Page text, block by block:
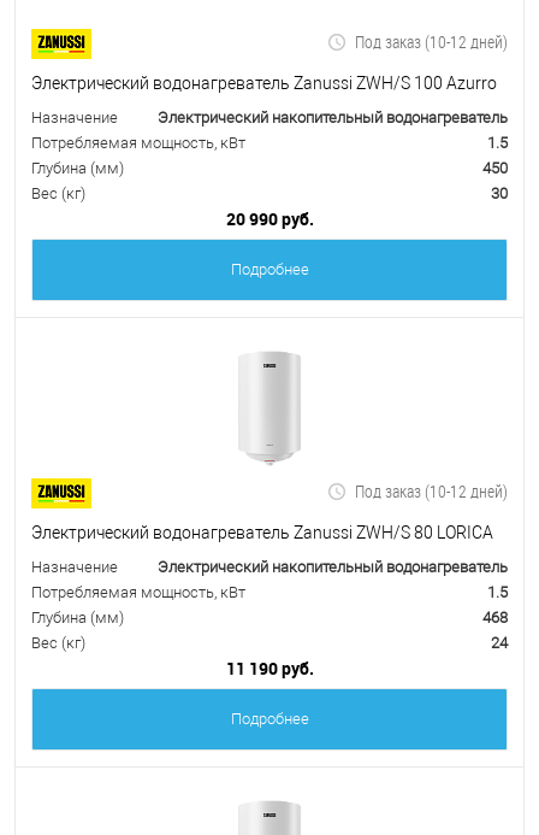
Под заказ (10-12 дней)
Электрический водонагреватель Zanussi ZWH/S 100 Azurro
Назначение
Электрический накопительный водонагреватель
Потребляемая мощность, кВт
1.5
Глубина (мм)
450
Вес (кг)
30
20 990 руб.
Подробнее
Под заказ (10-12 дней)
Электрический водонагреватель Zanussi ZWH/S 80 LORICA
Назначение
Электрический накопительный водонагреватель
Потребляемая мощность, кВт
1.5
Глубина (мм)
468
Вес (кг)
24
11 190 руб.
Подробнее